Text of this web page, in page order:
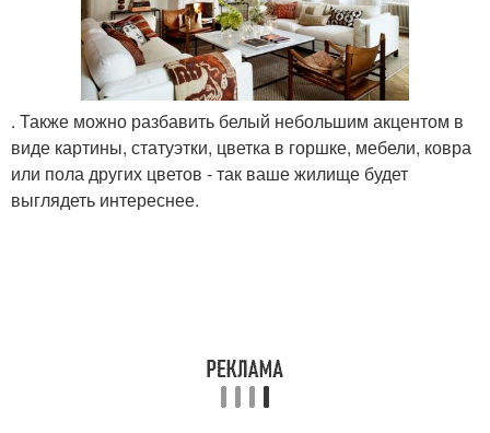
. Также можно разбавить белый небольшим акцентом в
виде картины, статуэтки, цветка в горшке, мебели, ковра
или пола других цветов - так ваше жилище будет
выглядеть интереснее.